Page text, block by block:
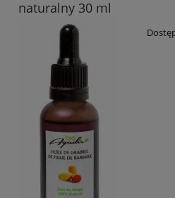
naturalny 30 ml